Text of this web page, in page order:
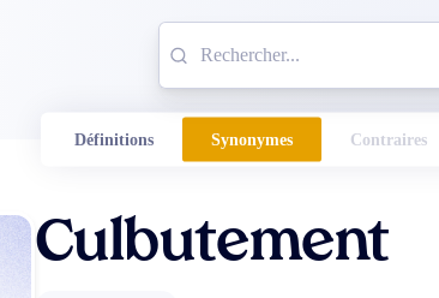
Définitions Synonymes Contraires
Culbutement